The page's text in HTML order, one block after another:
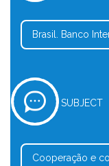
Brasil. Banco
SUBJECT
Cooperação e